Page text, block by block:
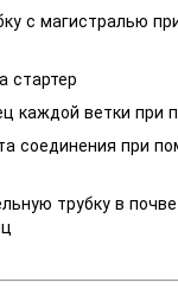
с магистралью
стартер
каждой ветки при
соединения при
трубку в